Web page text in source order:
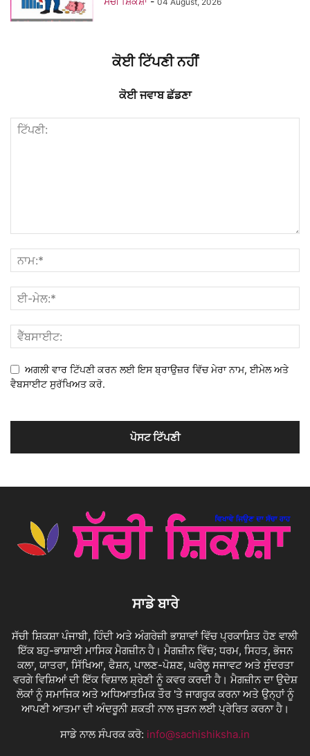
ਕੋਈ ਟਿੱਪਣੀ ਨਹੀਂ
ਕੋਈ ਜਵਾਬ ਛੱਡਣਾ
ਅਗਲੀ ਵਾਰ ਟਿੱਪਣੀ ਕਰਨ ਲਈ ਇਸ ਬ੍ਰਾਉਜ਼ਰ ਵਿੱਚ ਮੇਰਾ ਨਾਮ, ਈਮੇਲ ਅਤੇ
ਵੈਬਸਾਈਟ ਸੁਰੱਖਿਅਤ ਕਰੋ.
ਸਾਡੇ ਬਾਰੇ
ਸੱਚੀ ਸ਼ਿਕਸ਼ਾ ਪੰਜਾਬੀ, ਹਿੰਦੀ ਅਤੇ ਅੰਗਰੇਜ਼ੀ ਭਾਸ਼ਾਵਾਂ ਵਿੱਚ ਪ੍ਰਕਾਸ਼ਿਤ ਹੋਣ ਵਾਲੀ
ਇੱਕ ਬਹੁ-ਭਾਸ਼ਾਈ ਮਾਸਿਕ ਮੈਗਜ਼ੀਨ ਹੈ। ਮੈਗਜ਼ੀਨ ਵਿੱਚ; ਧਰਮ, ਸਿਹਤ, ਭੋਜਨ
ਕਲਾ, ਯਾਤਰਾ, ਸਿੱਖਿਆ, ਫੈਸ਼ਨ, ਪਾਲਣ-ਪੋਸ਼ਣ, ਘਰੇਲੂ ਸਜਾਵਟ ਅਤੇ ਸੁੰਦਰਤਾ
ਵਰਗੇ ਵਿਸ਼ਿਆਂ ਦੀ ਇੱਕ ਵਿਸ਼ਾਲ ਸ਼੍ਰੇਣੀ ਨੂੰ ਕਵਰ ਕਰਦੀ ਹੈ। ਮੈਗਜ਼ੀਨ ਦਾ ਉਦੇਸ਼
ਲੋਕਾਂ ਨੂੰ ਸਮਾਜਿਕ ਅਤੇ ਅਧਿਆਤਮਿਕ ਤੌਰ 'ਤੇ ਜਾਗਰੂਕ ਕਰਨਾ ਅਤੇ ਉਨ੍ਹਾਂ ਨੂੰ
ਆਪਣੀ ਆਤਮਾ ਦੀ ਅੰਦਰੂਨੀ ਸ਼ਕਤੀ ਨਾਲ ਜੁੜਨ ਲਈ ਪ੍ਰੇਰਿਤ ਕਰਨਾ ਹੈ।
ਸਾਡੇ ਨਾਲ ਸੰਪਰਕ ਕਰੋ: info@sachishiksha.in